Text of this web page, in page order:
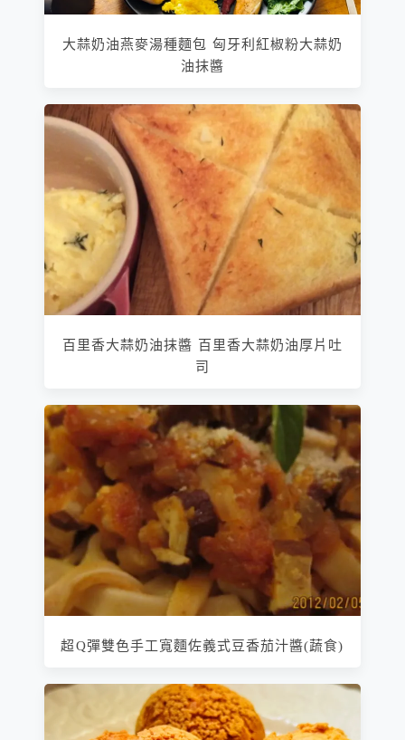
大蒜奶油燕麥湯種麵包 匈牙利紅椒粉大蒜奶
油抹醬
百里香大蒜奶油抹醬 百里香大蒜奶油厚片吐
司
超Q彈雙色手工寬麵佐義式豆香茄汁醬(蔬食)